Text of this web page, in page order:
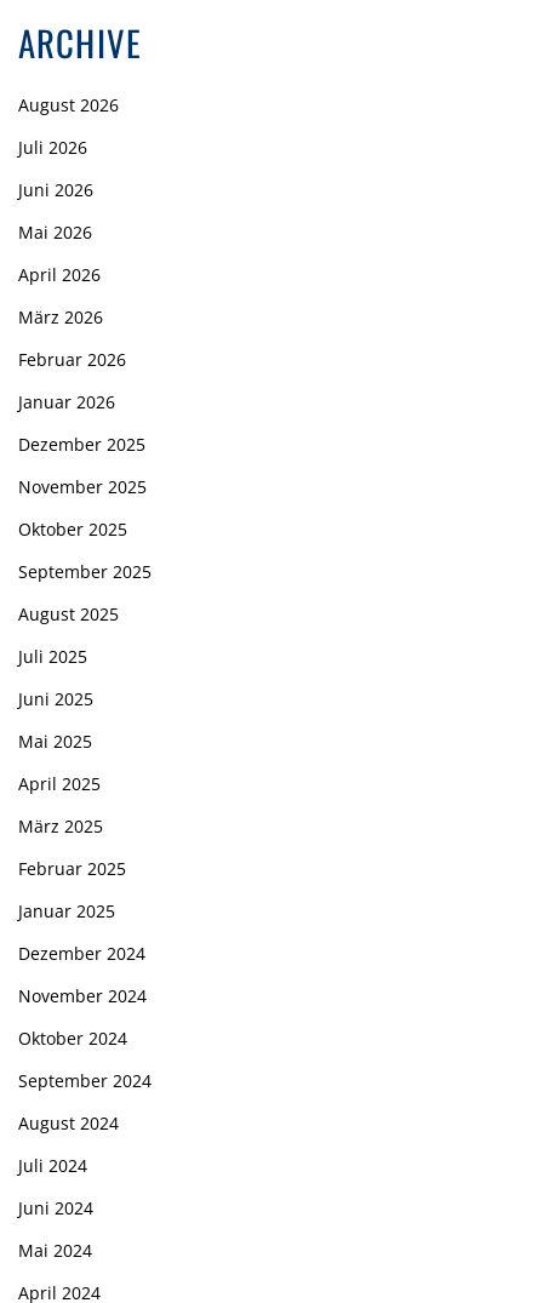
ARCHIVE
August 2026
Juli 2026
Juni 2026
Mai 2026
April 2026
März 2026
Februar 2026
Januar 2026
Dezember 2025
November 2025
Oktober 2025
September 2025
August 2025
Juli 2025
Juni 2025
Mai 2025
April 2025
März 2025
Februar 2025
Januar 2025
Dezember 2024
November 2024
Oktober 2024
September 2024
August 2024
Juli 2024
Juni 2024
Mai 2024
April 2024